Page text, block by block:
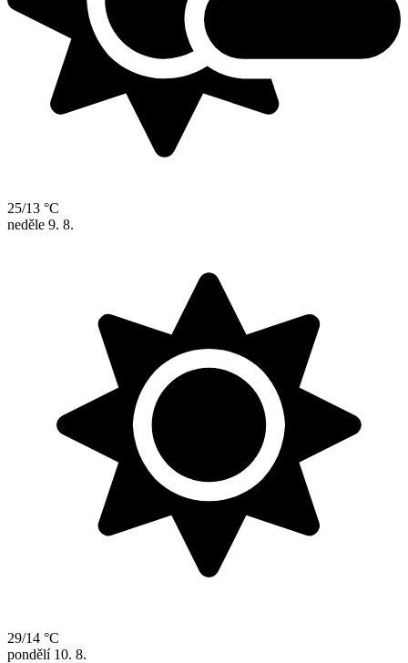
25/13 °C
neděle 9. 8.
29/14 °C
pondělí 10. 8.